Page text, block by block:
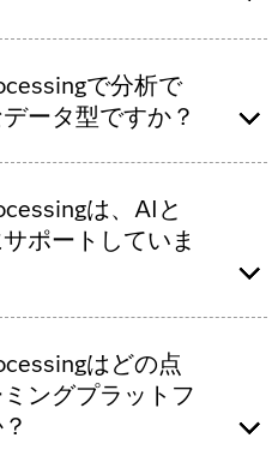
やプライベートクラウドま
。DockerやKubernetesでコ
で分析で
ータ型ですか？
タと非構造化データの両方
なデータストリームにわた
。
は、AIと
ポートしていま
アルタイムなパターン検
イトを実現しています。こ
化しています。
はどの点
ングプラットフ